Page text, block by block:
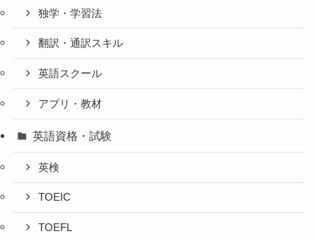
独学・学習法
翻訳・通訳スキル
英語スクール
アプリ・教材
英語資格・試験
英検
TOEIC
TOEFL